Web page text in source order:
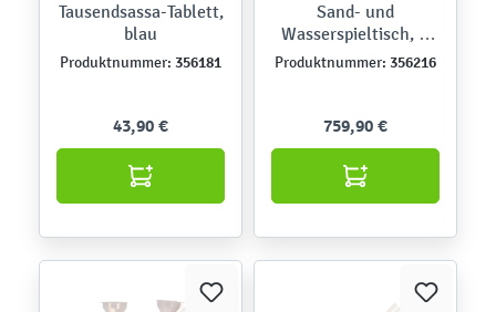
Tausendsassa-Tablett,
blau
Produktnummer: 356181
43,90 €
Sand- und
Wasserspieltisch, H
44 cm
Produktnummer: 356216
759,90 €